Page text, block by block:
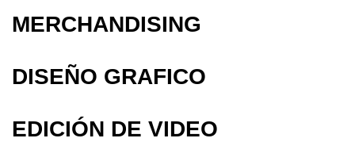
MERCHANDISING
DISEÑO GRAFICO
EDICIÓN DE VIDEO